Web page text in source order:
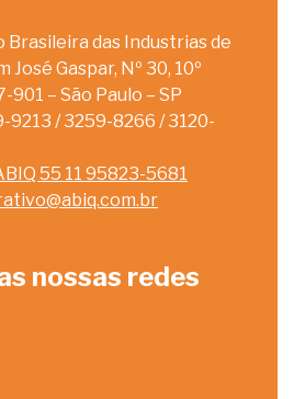
Brasileira das Industrias de
José Gaspar, Nº 30, 10º
901 – São Paulo – SP
9213 / 3259-8266 / 3120-
55 11 95823-5681
nossas redes